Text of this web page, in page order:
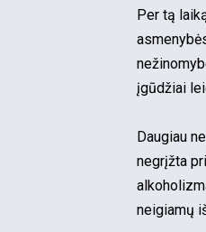
Per tą
įgūdžiai
Daugiau
negrįžta
neigiamų